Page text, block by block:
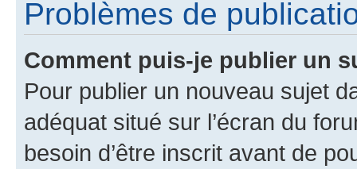
Problèmes de
Comment puis-je publier un
Pour publier un nouveau sujet
adéquat situé sur l’écran du
besoin d’être inscrit avant de